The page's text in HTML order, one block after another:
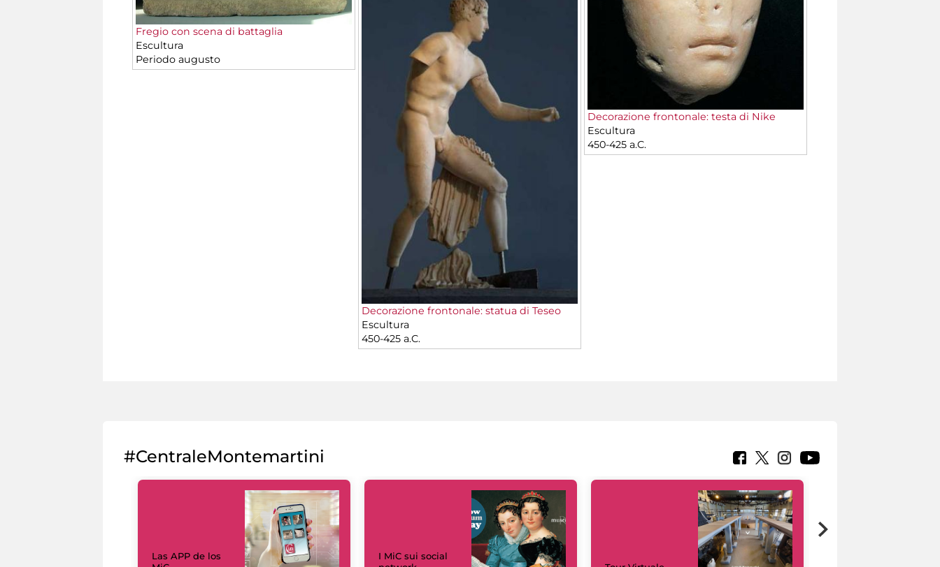
Fregio con scena di battaglia
Escultura
Periodo augusto
Decorazione frontonale: testa di Nike
Escultura
450-425 a.C.
Decorazione frontonale: statua di Teseo
Escultura
450-425 a.C.
#CentraleMontemartini
Las APP de los
I MiC sui social